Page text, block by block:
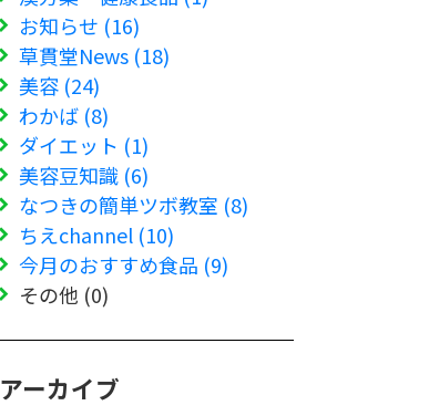
お知らせ (16)
草貫堂News (18)
美容 (24)
わかば (8)
ダイエット (1)
美容豆知識 (6)
なつきの簡単ツボ教室 (8)
ちえchannel (10)
今月のおすすめ食品 (9)
その他 (0)
アーカイブ